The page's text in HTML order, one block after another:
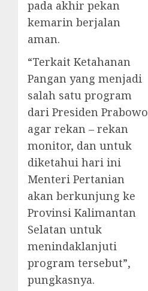
pada akhir pekan
kemarin berjalan
aman.
“Terkait Ketahanan
Pangan yang menjadi
salah satu program
dari Presiden Prabowo
agar rekan – rekan
monitor, dan untuk
diketahui hari ini
Menteri Pertanian
akan berkunjung ke
Provinsi Kalimantan
Selatan untuk
menindaklanjuti
program tersebut”,
pungkasnya.